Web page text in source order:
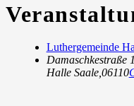
Luthergemeinde
Damaschkestraße
Halle Saale, 06110